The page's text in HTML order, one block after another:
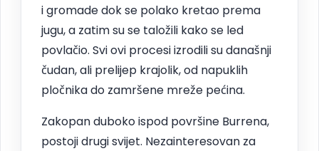
i gromade dok se polako kretao prema
jugu, a zatim su se taložili kako se led
povlačio. Svi ovi procesi izrodili su današnji
čudan, ali prelijep krajolik, od napuklih
pločnika do zamršene mreže pećina.
Zakopan duboko ispod površine Burrena,
postoji drugi svijet. Nezainteresovan za